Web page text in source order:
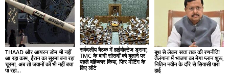
THAAD और आयरन डोम भी नहीं
आ रहा काम, ईरान का सूरमा बना रहा
चूरमा, अब तो जवानों को भी नहीं बचा
पा रहा...
सर्वदलीय बैठक में हाईवोल्टेज ड्रामा;
TMC के बागी सांसदों को बुलाने पर
पहले बहिष्कार किया, फिर मीटिंग के
लिए लौटे
बूथ से लेकर सत्ता तक की रणनीति!
तेलंगाना में भाजपा का मेगा प्लान शुरू,
नितिन नवीन के दौरे से सियासी पारा
हाई